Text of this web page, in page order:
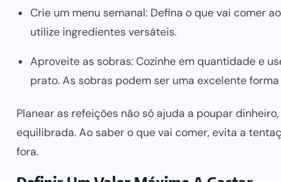
Crie um menu semanal: Defina o que vai comer
utilize ingredientes versáteis.
Aproveite as sobras: Cozinhe em quantidade e
prato. As sobras podem ser uma excelente
Planear as refeições não só ajuda a poupar
equilibrada. Ao saber o que vai comer,evita a
fora.